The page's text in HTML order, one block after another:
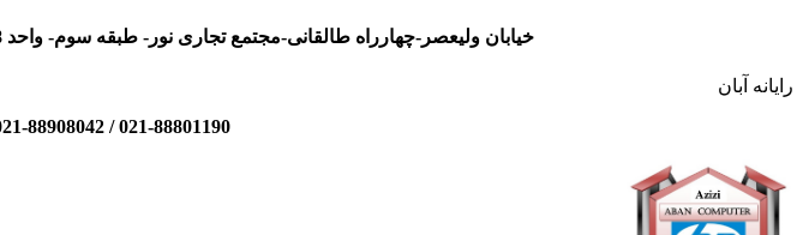
خیابان ولیعصر-چهارراه طالقانی-مجتمع تجاری نور- طبقه سوم- واحد 11048 /*/ 02188801190 / 02188908042 / 09104343543 / 09101115862
رایانه آبان
021-88801190 / 021-88908042 09104343543 / 09101115862